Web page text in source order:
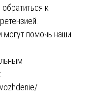
к
могут помочь наши